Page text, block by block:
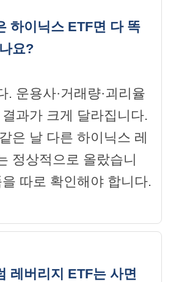
하이닉스 ETF면 다 똑
요?
. 운용사·거래량·괴리율
과가 크게 달라집니다.
은 날 다른 하이닉스 레
정상적으로 올랐습니
따로 확인해야 합니다.
레버리지 ETF는 사면